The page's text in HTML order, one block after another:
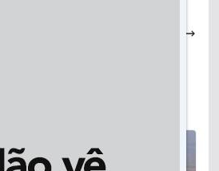
mais de 2 mil pacientes e
de 1000 pessoas no feriadão